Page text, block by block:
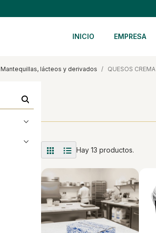
INICIO EMPRESA
mantequillas, lácteos y derivados QUESOS CREMA
search
Hay 13 productos.